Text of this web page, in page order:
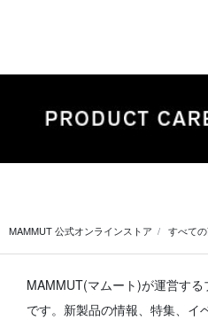
MAMMUT 公式オンラインストア すべて
MAMMUT(マムート)が運営す
です。 新製品の情報、特集、イ